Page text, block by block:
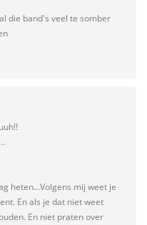
die band's veel te somber
heten...Volgens mij weet je
En als je dat niet weet
En niet praten over